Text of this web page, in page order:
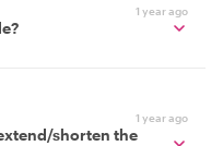
1 year ago
1 year ago
shorten the